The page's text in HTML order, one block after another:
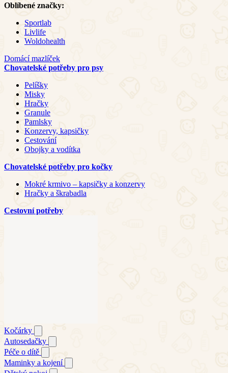
Oblíbené značky:
Sportlab
Livlife
Woldohealth
Domácí mazlíček
Chovatelské potřeby pro psy
Pelíšky
Misky
Hračky
Granule
Pamlsky
Konzervy, kapsičky
Cestování
Obojky a vodítka
Chovatelské potřeby pro kočky
Mokré krmivo – kapsičky a konzervy
Hračky a škrabadla
Cestovní potřeby
Kočárky
Autosedačky
Péče o dítě
Maminky a kojení